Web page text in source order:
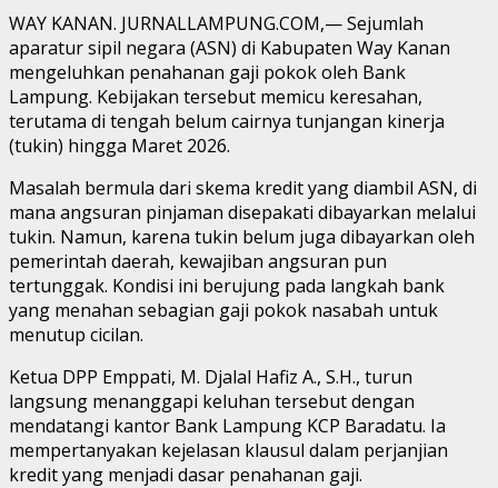
WAY KANAN. JURNALLAMPUNG.COM,— Sejumlah
aparatur sipil negara (ASN) di Kabupaten Way Kanan
mengeluhkan penahanan gaji pokok oleh Bank
Lampung. Kebijakan tersebut memicu keresahan,
terutama di tengah belum cairnya tunjangan kinerja
(tukin) hingga Maret 2026.
Masalah bermula dari skema kredit yang diambil ASN, di
mana angsuran pinjaman disepakati dibayarkan melalui
tukin. Namun, karena tukin belum juga dibayarkan oleh
pemerintah daerah, kewajiban angsuran pun
tertunggak. Kondisi ini berujung pada langkah bank
yang menahan sebagian gaji pokok nasabah untuk
menutup cicilan.
Ketua DPP Emppati, M. Djalal Hafiz A., S.H., turun
langsung menanggapi keluhan tersebut dengan
mendatangi kantor Bank Lampung KCP Baradatu. Ia
mempertanyakan kejelasan klausul dalam perjanjian
kredit yang menjadi dasar penahanan gaji.